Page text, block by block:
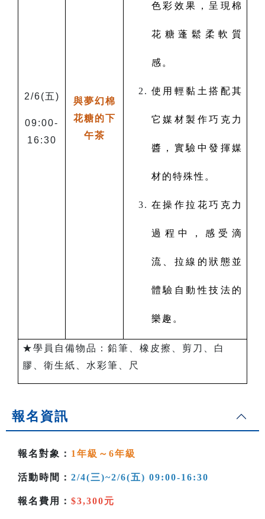
2/6(五)
09:00-
16:30
與夢幻棉
花糖的下
午茶
色彩效果，呈現棉
花糖蓬鬆柔軟質
感。
使用輕黏土搭配其
它媒材製作巧克力
醬，實驗中發揮媒
材的特殊性。
在操作拉花巧克力
過程中，感受滴
流、拉線的狀態並
體驗自動性技法的
樂趣。
★學員自備物品：鉛筆、橡皮擦、剪刀、白
膠、衛生紙、水彩筆、尺
報名資訊
報名對象： 1年級～6年級
活動時間： 2/4(三)~2/6(五) 09:00-16:30
報名費用： $3,300元